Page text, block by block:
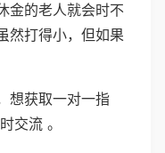
金的老人就会时不
然打得小，但如果
想获取一对一指
交流 。